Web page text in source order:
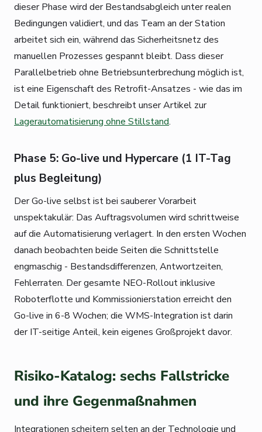
dieser Phase wird der Bestandsabgleich unter realen
Bedingungen validiert, und das Team an der Station
arbeitet sich ein, während das Sicherheitsnetz des
manuellen Prozesses gespannt bleibt. Dass dieser
Parallelbetrieb ohne Betriebsunterbrechung möglich ist,
ist eine Eigenschaft des Retrofit-Ansatzes - wie das im
Detail funktioniert, beschreibt unser Artikel zur
Lagerautomatisierung ohne Stillstand.
Phase 5: Go-live und Hypercare (1 IT-Tag
plus Begleitung)
Der Go-live selbst ist bei sauberer Vorarbeit
unspektakulär: Das Auftragsvolumen wird schrittweise
auf die Automatisierung verlagert. In den ersten Wochen
danach beobachten beide Seiten die Schnittstelle
engmaschig - Bestandsdifferenzen, Antwortzeiten,
Fehlerraten. Der gesamte NEO-Rollout inklusive
Roboterflotte und Kommissionierstation erreicht den
Go-live in 6-8 Wochen; die WMS-Integration ist darin
der IT-seitige Anteil, kein eigenes Großprojekt davor.
Risiko-Katalog: sechs Fallstricke
und ihre Gegenmaßnahmen
Integrationen scheitern selten an der Technologie und